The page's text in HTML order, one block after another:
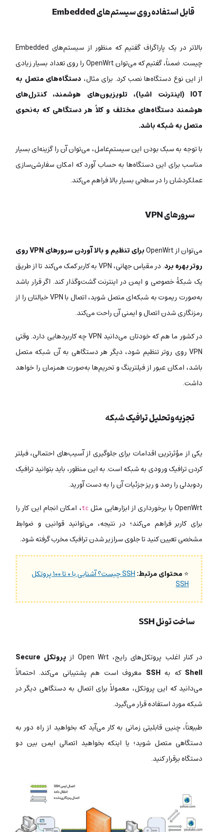
قابل استفاده روی سیستم‌های Embedded
بالاتر در یک پاراگراف گفتیم که منظور از سیستم‌های Embedded
چیست. ضمناً، گفتیم که می‌توان OpenWrt را روی تعداد بسیار زیادی
از این نوع دستگاه‌ها نصب کرد. برای مثال، دستگاه‌های متصل به
IOT (اینترنت اشیا)، تلویزیون‌های هوشمند، کنترل‌های
هوشمند دستگاه‌های مختلف و کلاً هر دستگاهی که به‌نحوی
متصل به شبکه باشد.
با توجه به سبک بودن این سیستم‌عامل، می‌توان آن را گزینه‌ای بسیار
مناسب برای این دستگاه‌ها به حساب آورد که امکان سفارشی‌سازی
عملکردشان را در سطحی بسیار بالا فراهم می‌کند.
سرورهای VPN
می‌توان از OpenWrt
برای تنظیم و بالا آوردن سرورهای VPN روی
روتر بهره برد
. در مقیاس جهانی، VPN به کاربر کمک می‌کند تا از طریق
یک شبکۀ خصوصی و ایمن در اینترنت گشت‌وگذار کند. اگر قرار باشد
به‌صورت ریموت به شبکه‌ای متصل شوید، اتصال با VPN خیالتان را از
رمزنگاری شدن اتصال و ایمنی آن راحت می‌کند.
در کشور ما هم که خودتان می‌دانید VPN چه کاربردهایی دارد. وقتی
VPN روی روتر تنظیم شود، دیگر هر دستگاهی به آن شبکه متصل
باشد، امکان عبور از فیلترینگ و تحریم‌ها به‌صورت همزمان را خواهد
داشت.
تجزیه‌وتحلیل ترافیک شبکه
یکی از مؤثرترین اقدامات برای جلوگیری از آسیب‌های احتمالی، فیلتر
کردن ترافیک ورودی به شبکه است. به این منظور، باید بتوانید ترافیک
ردوبدلی را رصد و ریز جزئیات آن را به دست آورید.
OpenWrt با برخورداری از ابزارهایی مثل
tc، امکان انجام این کار را
برای کاربر فراهم می‌کند؛ در نتیجه، می‌توانید قوانین و ضوابط
مشخصی تعیین کنید تا جلوی سرازیر شدن ترافیک مخرب گرفته شود.
⭐محتوای مرتبط: SSH چیست؟ آشنایی با ۰ تا ۱۰۰ پروتکل
SSH
ساخت تونل SSH
در کنار اغلب پروتکل‌های رایج، Open Wrt از
پروتکل Secure
Shell که بهSSH معروف است هم پشتیبانی می‌کند. احتمالاً
می‌دانید که این پروتکل، معمولاً برای اتصال به دستگاهی دیگر در
شبکه مورد استفاده قرار می‌گیرد.
طبیعتاً، چنین قابلیتی زمانی به کار می‌آید که بخواهید از راه دور به
دستگاهی متصل شوید؛ یا اینکه بخواهید اتصالی ایمن بین دو
دستگاه برقرار کنید.